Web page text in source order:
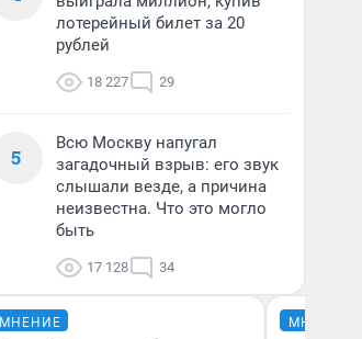
лотерейный билет за 20
рублей
18 227 29
5
Всю Москву напугал
загадочный взрыв: его звук
слышали везде, а причина
неизвестна. Что это могло
быть
17 128 34
МНЕНИЕ МНЕНИЕ